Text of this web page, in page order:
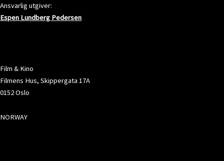
Ansvarlig utgiver:
Espen Lundberg Pedersen
Film & Kino
Filmens Hus, Skippergata 17A
0152 Oslo
NORWAY